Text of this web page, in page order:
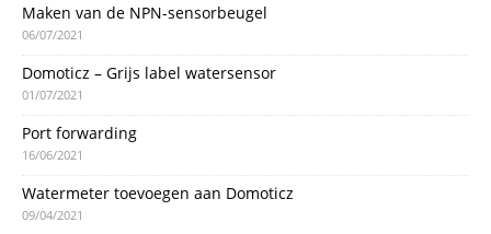
Maken van de NPN-sensorbeugel
06/07/2021
Domoticz – Grijs label watersensor
01/07/2021
Port forwarding
16/06/2021
Watermeter toevoegen aan Domoticz
09/04/2021